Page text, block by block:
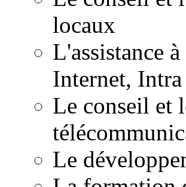
locaux
L'assistance
Internet,
Le conseil et
Le